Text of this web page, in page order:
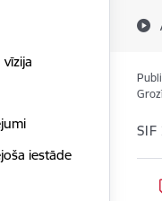
iestāde